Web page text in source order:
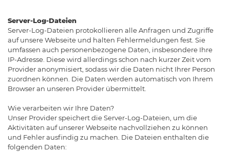
Server-Log-Dateien
Server-Log-Dateien protokollieren alle Anfragen und Zugriffe
auf unsere Webseite und halten Fehlermeldungen fest. Sie
umfassen auch personenbezogene Daten, insbesondere Ihre
IP-Adresse. Diese wird allerdings schon nach kurzer Zeit vom
Provider anonymisiert, sodass wir die Daten nicht Ihrer Person
zuordnen können. Die Daten werden automatisch von Ihrem
Browser an unseren Provider übermittelt.
Wie verarbeiten wir Ihre Daten?
Unser Provider speichert die Server-Log-Dateien, um die
Aktivitäten auf unserer Webseite nachvollziehen zu können
und Fehler ausfindig zu machen. Die Dateien enthalten die
folgenden Daten: